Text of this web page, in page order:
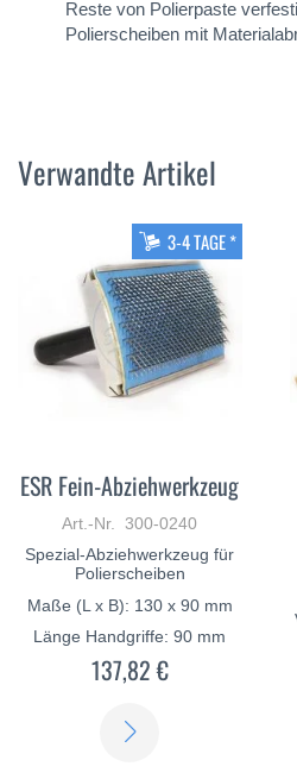
Reste von Polierpaste
Polierscheiben mit
Verwandte Artikel
3-4 TAGE *
ESR Fein-Abziehwerkzeug
Art.-Nr. 300-0240
Spezial-Abziehwerkzeug für
Polierscheiben
Maße (L x B): 130 x 90 mm
Länge Handgriffe: 90 mm
137,82 €